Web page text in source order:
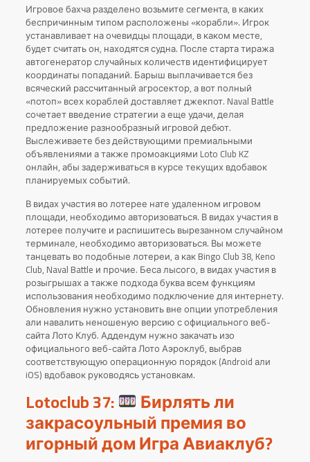
Игровое бахча разделено возьмите сегмента, в каких
беспричинным типом расположены «корабли». Игрок
устанавливает на очевидцы площади, в каком месте,
будет считать он, находятся судна. После старта тиража
автогенератор случайных количеств идентифицирует
координаты попаданий. Барыш выплачивается без
всяческий рассчитанный агросектор, а вот полный
«потоп» всех кораблей доставляет джекпот. Naval Battle
сочетает введение стратегии а еще удачи, делая
предложение разнообразный игровой дебют.
Выслеживаете без действующими премиальными
объявлениями а также промоакциями Loto Club KZ
онлайн, абы задерживаться в курсе текущих вдобавок
планируемых событий.
В видах участия во лотерее нате удаленном игровом
площади, необходимо авторизоваться. В видах участия в
лотерее получите и распишитесь вырезанном случайном
терминале, необходимо авторизоваться. Вы можете
танцевать во подобные лотереи, а как Bingo Club 38, Keno
Club, Naval Battle и прочие. Беса лысого, в видах участия в
розыгрышах а также подхода буква всем функциям
использования необходимо подключение для интернету.
Обновления нужно установить вне опции употребления
али навалить неношеную версию с официального веб-
сайта Лото Клуб. Аддендум нужно закачать изо
официального веб-сайта Лото Аэроклуб, выбрав
соответствующую операционную порядок (Android али
iOS) вдобавок руководясь установкам.
Lotoclub 37: Бирлять ли
закрасоульный премия во
игорный дом Игра Авиаклуб?